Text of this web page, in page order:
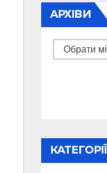
АРХІВИ
Архіви
КАТЕГОРІЇ